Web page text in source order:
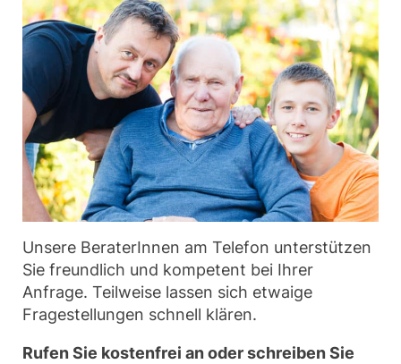
Unsere BeraterInnen am Telefon unterstützen
Sie freundlich und kompetent bei Ihrer
Anfrage. Teilweise lassen sich etwaige
Fragestellungen schnell klären.
Rufen Sie kostenfrei an oder schreiben Sie